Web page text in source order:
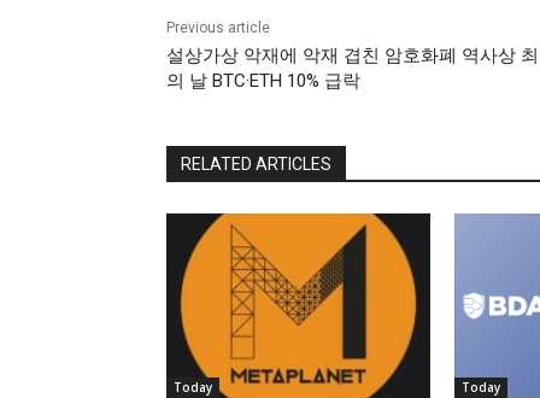
Previous article
설상가상 악재에 악재 겹친 암호화폐 역사상
의 날 BTC·ETH 10% 급락
RELATED ARTICLES
Today Today